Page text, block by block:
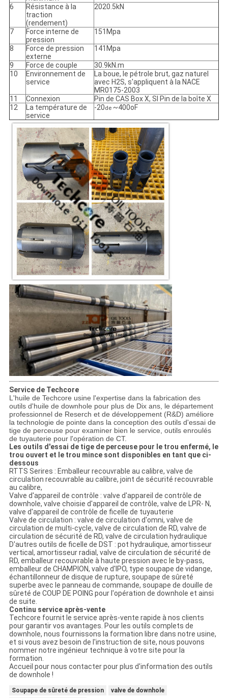
6
Résistance à la
traction
(rendement)
2020.5kN
7
Force interne de
pression
151Mpa
8
Force de pression
externe
141Mpa
9 Force de couple
30.9kN.m
10
Environnement de
service
La boue, le pétrole brut, gaz naturel
avec H2S, s'appliquent à la NACE
MR0175-2003
11
Connexion
Pin de CAS Box X, SI Pin de la boîte X
12
La température de
service
-20de~400oF
Service de Techcore
L'huile de Techcore usine l'expertise dans la fabrication des
outils d'huile de downhole pour plus de Dix ans, le département
professionnel de Reserch et de développement (R&D) améliore
la technologie de pointe dans la conception des outils d'essai de
tige de perceuse pour examiner bien le service, outils enroulés
de tuyauterie pour l'opération de CT.
Les outils d'essai de tige de perceuse pour le trou enfermé, le
trou ouvert et le trou mince sont disponibles en tant que ci-
dessous
RTTS Serires : Emballeur recouvrable au calibre, valve de
circulation recouvrable au calibre, joint de sécurité recouvrable
au calibre,
Valve d'appareil de contrôle : valve d'appareil de contrôle de
downhole, valve choisie d'appareil de contrôle, valve de LPR- N,
valve d'appareil de contrôle de ficelle de tuyauterie
Valve de circulation : valve de circulation d'omni, valve de
circulation de multi-cycle, valve de circulation de RD, valve de
circulation de sécurité de RD, valve de circulation hydraulique
D'autres outils de ficelle de DST : pot hydraulique, amortisseur
vertical, amortisseur radial, valve de circulation de sécurité de
RD, emballeur recouvrable à haute pression avec le by-pass,
emballeur de CHAMPION, valve d'IPO, type soupape de vidange,
échantillonneur de disque de rupture, soupape de sûreté
superbe avec le panneau de commande, soupape de douille de
sûreté de COUP DE POING pour l'opération de downhole et ainsi
de suite.
Continu service après-vente
Techcore fournit le service après-vente rapide à nos clients
pour garantir vos avantages. Pour les outils complets de
downhole, nous fournissons la formation libre dans notre usine,
et si vous avez besoin de l'instruction de site, nous pouvons
nommer notre ingénieur technique à votre site pour la
formation.
Accueil pour nous contacter pour plus d'information des outils
de downhole !
Soupape de sûreté de pression
valve de downhole